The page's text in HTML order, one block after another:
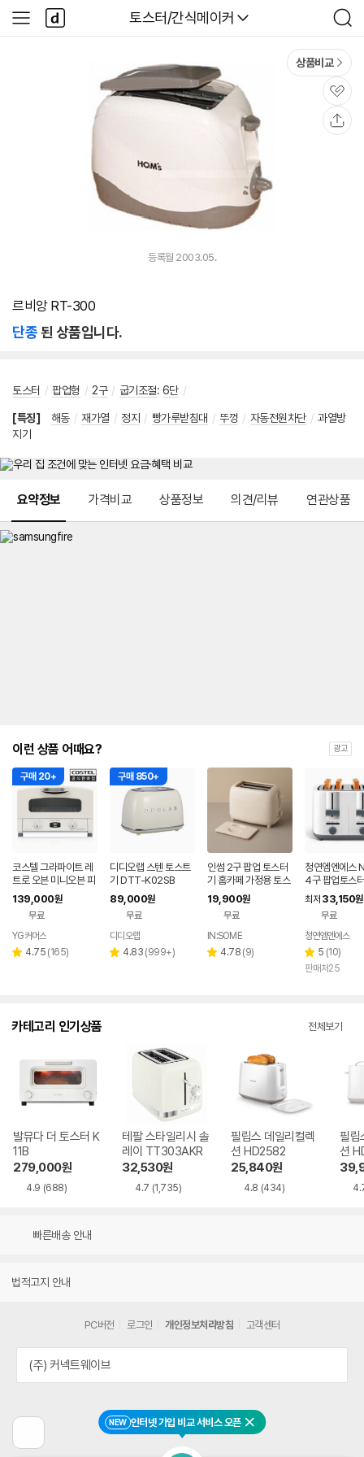
다나와
토스터/간식메이커
검
색
사
이
다
나
와
NEW 인터넷 가입 비교 서비스 오픈 닫기
상품비교
관
심
등록월 2003.05.
르비앙 RT-300
단종된 상품입니다.
토스터 / 팝업형 / 2구 / 굽기조절: 6단 /
[특징] 해동 / 재가열 / 정지 / 빵가루받침대 / 뚜껑 / 자동전원차단 / 과열방
지기
요약정보 가격비교 상품정보 의견/리뷰 연관상품
이런 상품 어때요? 광고
구매 20+
코스텔 그라파이트 레
트로 오븐 미니오븐 피
자 화덕 토스터 CRT-1
53SAWT 크림 화이
139,000원
무료
페이
YG커머스
별 4.75 리
(165)
구매 850+
디디오랩 스텐 토스트
기 DTT-K02SB
89,000원
무료
디디오랩
별 4.83 리
(999+)
인썸 2구 팝업 토스터
기 홈카페 가정용 토스
트기
19,900원
무료
IN:SOME
별 4.78 리
(9)
청연엠엔에스
4구 팝업토스
200-TST4
최저 33,150원
무료
청연엠엔에스
별
점
5 리
뷰
(10)
판매처25
카테고리 인기상품 전체보기
발뮤다 더 토스터 K
11B
279,000원
4.9 (688)
테팔 스타일리시 솔
레이 TT303AKR
32,530원
4.7 (1,735)
필립스 데일리컬렉
션 HD2582
25,840원
4.8 (434)
필립
션
빠른배송 안내
법적고지 안내
전
PC버전 로그인 개인정보처리방침 고객센터
(주) 커넥트웨이브